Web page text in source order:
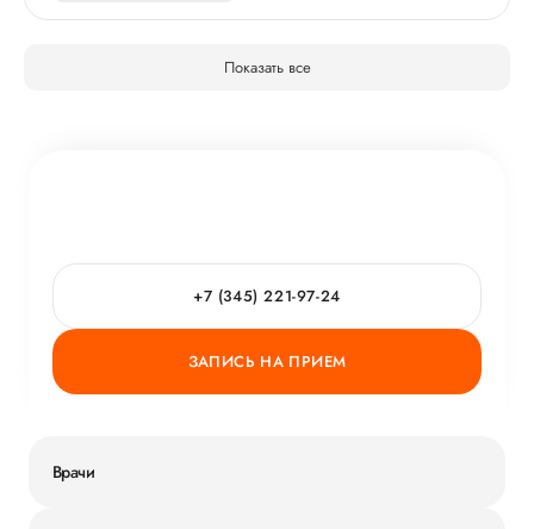
Показать все
+7 (345) 221-97-24
ЗАПИСЬ НА ПРИЕМ
Врачи